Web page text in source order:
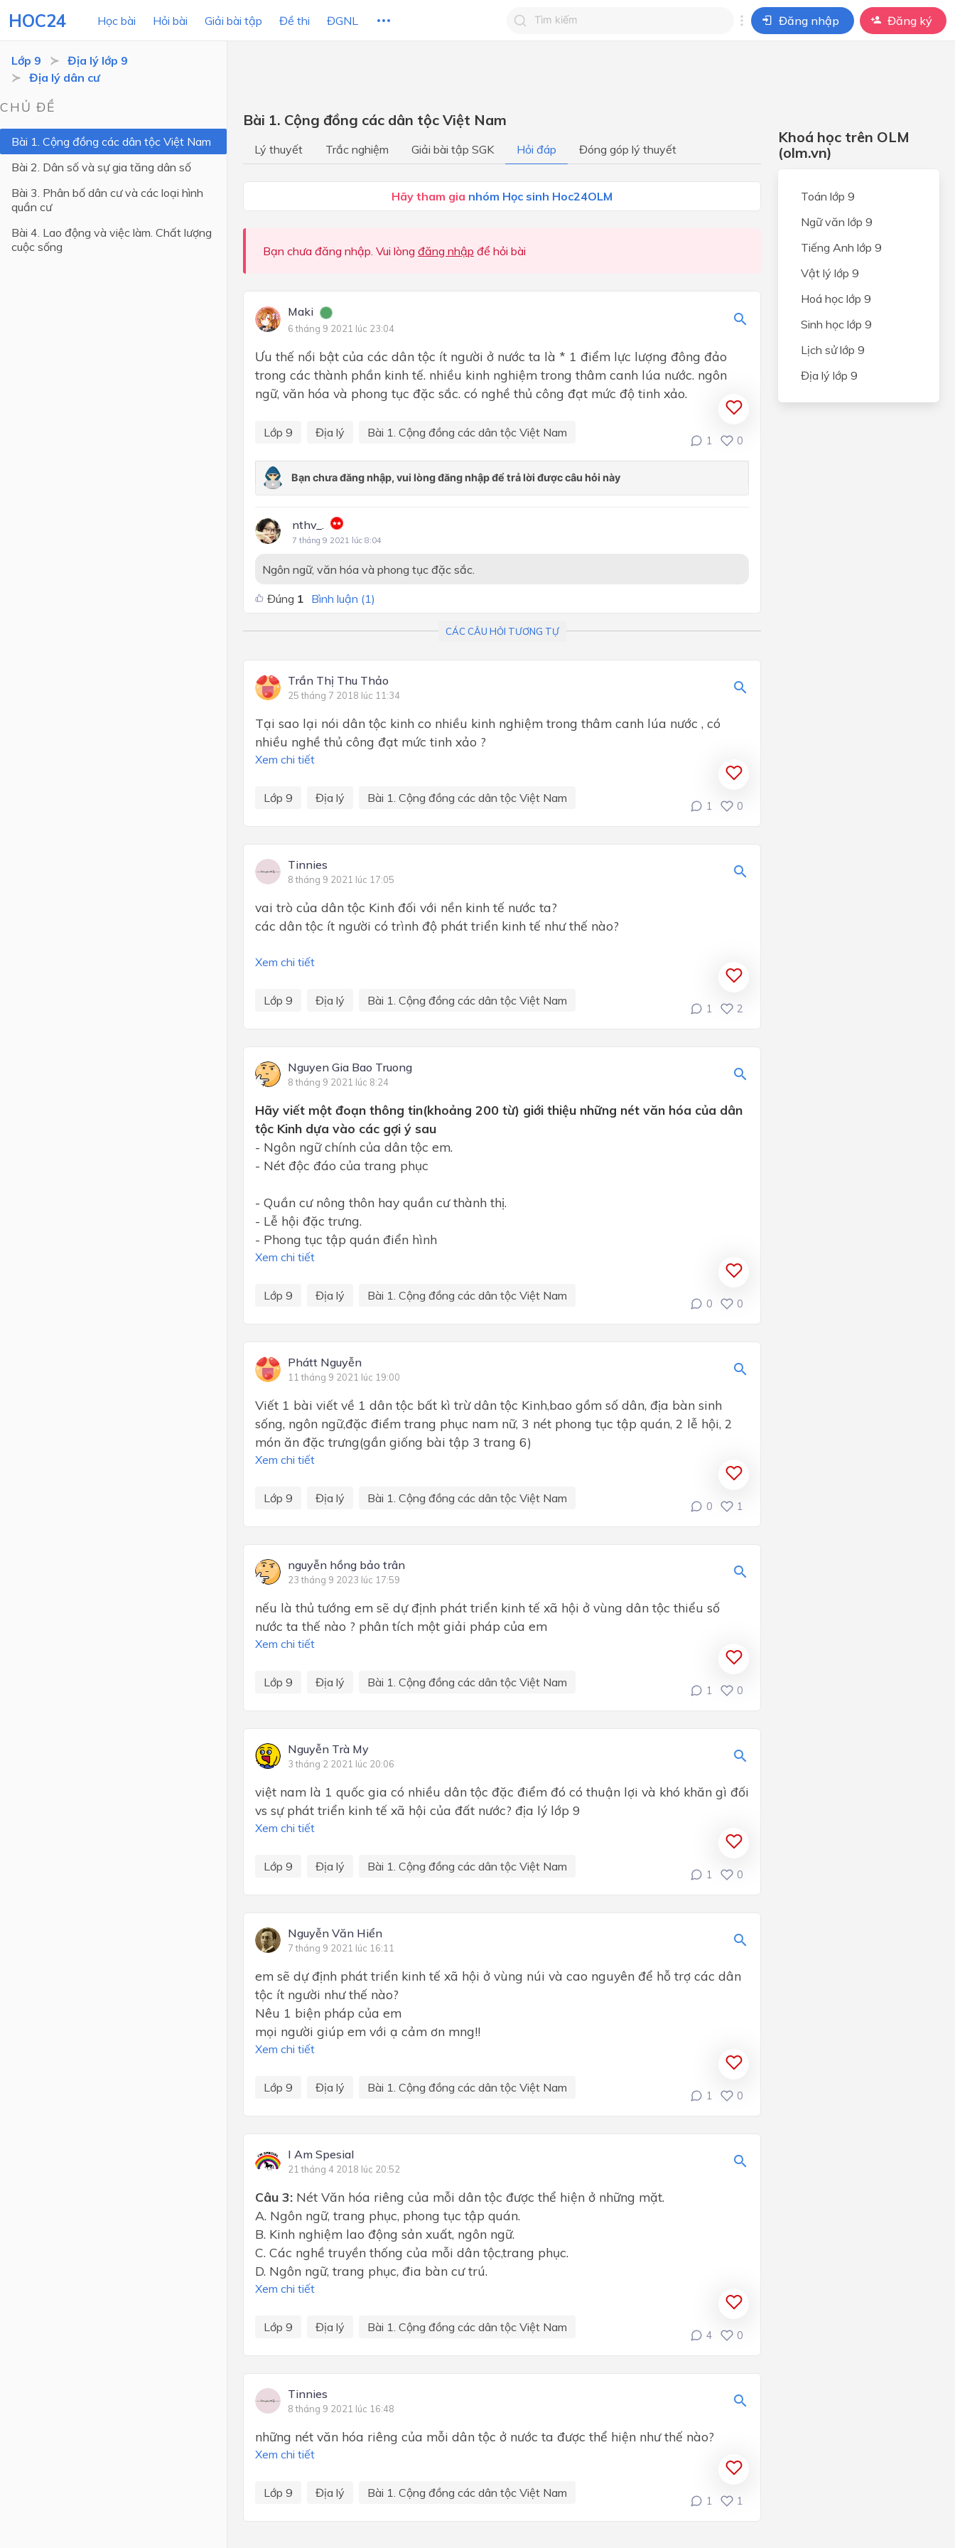
HOC24 Học bài Hỏi bài Giải bài tập Đề thi ĐGNL Đăng nhập Đăng ký
Lớp 12
Lớp 11
Lớp 10
Lớp 8
Địa lý kinh tế
Sư phân hóa lãnh thổ
Lớp 9
Địa lý lớp 9
Địa lý dân cư
CHỦ ĐỀ
Bài 1. Cộng đồng các dân tộc Việt Nam
Bài 2. Dân số và sự gia tăng dân số
Bài 3. Phân bố dân cư và các loại hình
quần cư
Bài 4. Lao động và việc làm. Chất lượng
cuộc sống
Bài 1. Cộng đồng các dân tộc Việt Nam
Lý thuyết Trắc nghiệm Giải bài tập SGK Hỏi đáp Đóng góp lý thuyết
Hãy tham gia nhóm Học sinh Hoc24OLM
Bạn chưa đăng nhập. Vui lòng đăng nhập để hỏi bài
Maki
6 tháng 9 2021 lúc 23:04
Ưu thế nổi bật của các dân tộc ít người ở nước ta là * 1 điểm lực lượng đông đảo
trong các thành phần kinh tế. nhiều kinh nghiệm trong thâm canh lúa nước. ngôn
ngữ, văn hóa và phong tục đặc sắc. có nghề thủ công đạt mức độ tinh xảo.
Lớp 9 Địa lý Bài 1. Cộng đồng các dân tộc Việt Nam
1 0
nthv_.
7 tháng 9 2021 lúc 8:04
Ngôn ngữ, văn hóa và phong tục đặc sắc.
Đúng 1 Bình luận (1)
CÁC CÂU HỎI TƯƠNG TỰ
Trần Thị Thu Thảo
25 tháng 7 2018 lúc 11:34
Tại sao lại nói dân tộc kinh co nhiều kinh nghiệm trong thâm canh lúa nước , có
nhiều nghề thủ công đạt mức tinh xảo ?
Xem chi tiết
Lớp 9 Địa lý Bài 1. Cộng đồng các dân tộc Việt Nam
1 0
Tinnies
8 tháng 9 2021 lúc 17:05
vai trò của dân tộc Kinh đối với nền kinh tế nước ta?
các dân tộc ít người có trình độ phát triển kinh tế như thế nào?
Xem chi tiết
Lớp 9 Địa lý Bài 1. Cộng đồng các dân tộc Việt Nam
1 2
Nguyen Gia Bao Truong
8 tháng 9 2021 lúc 8:24
Hãy viết một đoạn thông tin(khoảng 200 từ) giới thiệu những nét văn hóa của dân
tộc Kinh dựa vào các gợi ý sau
- Ngôn ngữ chính của dân tộc em.
- Nét độc đáo của trang phục
- Quần cư nông thôn hay quần cư thành thị.
- Lễ hội đặc trưng.
- Phong tục tập quán điển hình
Xem chi tiết
Lớp 9 Địa lý Bài 1. Cộng đồng các dân tộc Việt Nam
0 0
Phátt Nguyễn
11 tháng 9 2021 lúc 19:00
Viết 1 bài viết về 1 dân tộc bất kì trừ dân tộc Kinh,bao gồm số dân, địa bàn sinh
sống, ngôn ngữ,đặc điểm trang phục nam nữ, 3 nét phong tục tập quán, 2 lễ hội, 2
món ăn đặc trưng(gần giống bài tập 3 trang 6)
Xem chi tiết
Lớp 9 Địa lý Bài 1. Cộng đồng các dân tộc Việt Nam
0 1
nguyễn hồng bảo trân
23 tháng 9 2023 lúc 17:59
nếu là thủ tướng em sẽ dự định phát triển kinh tế xã hội ở vùng dân tộc thiểu số
nước ta thế nào ? phân tích một giải pháp của em
Xem chi tiết
Lớp 9 Địa lý Bài 1. Cộng đồng các dân tộc Việt Nam
1 0
Nguyễn Trà My
3 tháng 2 2021 lúc 20:06
việt nam là 1 quốc gia có nhiều dân tộc đặc điểm đó có thuận lợi và khó khăn gì đối
vs sự phát triển kinh tế xã hội của đất nước? địa lý lớp 9
Xem chi tiết
Lớp 9 Địa lý Bài 1. Cộng đồng các dân tộc Việt Nam
1 0
Nguyễn Văn Hiển
7 tháng 9 2021 lúc 16:11
em sẽ dự định phát triển kinh tế xã hội ở vùng núi và cao nguyên để hỗ trợ các dân
tộc ít người như thế nào?
Nêu 1 biện pháp của em
mọi người giúp em với ạ cảm ơn mng!!
Xem chi tiết
Lớp 9 Địa lý Bài 1. Cộng đồng các dân tộc Việt Nam
1 0
I Am Spesial
21 tháng 4 2018 lúc 20:52
Câu 3: Nét Văn hóa riêng của mỗi dân tộc được thể hiện ở những mặt.
A. Ngôn ngữ, trang phục, phong tục tập quán.
B. Kinh nghiệm lao động sản xuất, ngôn ngữ.
C. Các nghề truyền thống của mỗi dân tộc,trang phục.
D. Ngôn ngữ, trang phục, đia bàn cư trú.
Xem chi tiết
Lớp 9 Địa lý Bài 1. Cộng đồng các dân tộc Việt Nam
4 0
Tinnies
8 tháng 9 2021 lúc 16:48
những nét văn hóa riêng của mỗi dân tộc ở nước ta được thể hiện như thế nào?
Xem chi tiết
Lớp 9 Địa lý Bài 1. Cộng đồng các dân tộc Việt Nam
1 1
Khoá học trên OLM
(olm.vn)
Toán lớp 9
Ngữ văn lớp 9
Tiếng Anh lớp 9
Vật lý lớp 9
Hoá học lớp 9
Sinh học lớp 9
Lịch sử lớp 9
Địa lý lớp 9